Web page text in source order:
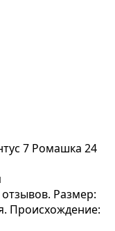
7 Ромашка 24
Размер:
Происхождение: